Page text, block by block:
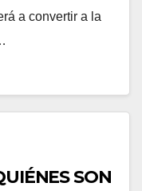
a convertir a la
SON